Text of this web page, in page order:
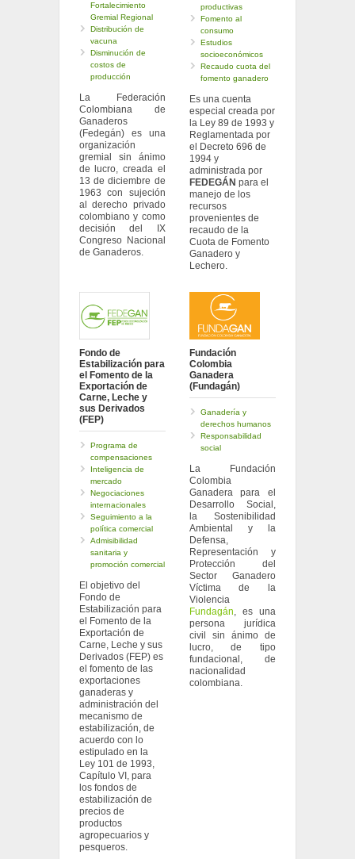
Fortalecimiento
Gremial Regional
Distribución de
vacuna
Disminución de
costos de
producción
La Federación
Colombiana de
Ganaderos
(Fedegán) es una
organización
gremial sin ánimo
de lucro, creada el
13 de diciembre de
1963 con sujeción
al derecho privado
colombiano y como
decisión del IX
Congreso Nacional
de Ganaderos.
productivas
Fomento al
consumo
Estudios
socioeconómicos
Recaudo cuota del
fomento ganadero
Es una cuenta
especial creada por
la Ley 89 de 1993 y
Reglamentada por
el Decreto 696 de
1994 y
administrada por
FEDEGÁN para el
manejo de los
recursos
provenientes de
recaudo de la
Cuota de Fomento
Ganadero y
Lechero.
Fondo de
Estabilización para
el Fomento de la
Exportación de
Carne, Leche y
sus Derivados
(FEP)
Programa de
compensaciones
Inteligencia de
mercado
Negociaciones
internacionales
Seguimiento a la
política comercial
Admisibilidad
sanitaria y
promoción comercial
El objetivo del
Fondo de
Estabilización para
el Fomento de la
Exportación de
Carne, Leche y sus
Derivados (FEP) es
el fomento de las
exportaciones
ganaderas y
administración del
mecanismo de
estabilización, de
acuerdo con lo
estipulado en la
Ley 101 de 1993,
Capítulo VI, para
los fondos de
estabilización de
precios de
productos
agropecuarios y
pesqueros.
Fundación
Colombia
Ganadera
(Fundagán)
Ganadería y
derechos humanos
Responsabilidad
social
La Fundación
Colombia
Ganadera para el
Desarrollo Social,
la Sostenibilidad
Ambiental y la
Defensa,
Representación y
Protección del
Sector Ganadero
Víctima de la
Violencia
Fundagán, es una
persona jurídica
civil sin ánimo de
lucro, de tipo
fundacional, de
nacionalidad
colombiana.